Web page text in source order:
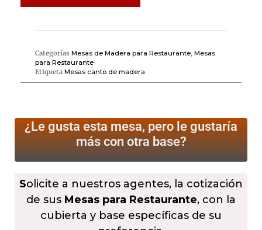
Categorías Mesas de Madera para Restaurante, Mesas
para Restaurante
Etiqueta Mesas canto de madera
¿Le gusta esta mesa, pero le gustaría
más con otra base?
Solicite a nuestros agentes, la cotización
de sus Mesas para Restaurante, con la
cubierta y base específicas de su